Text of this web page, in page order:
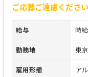
ご応募ご遠慮ください
給与 時
勤務地 東
雇用形態 ア